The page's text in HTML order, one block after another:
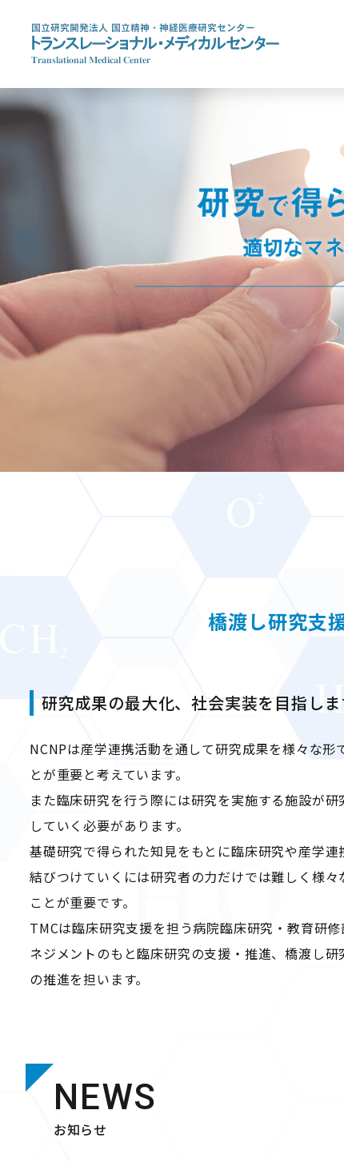
橋渡し研究支
研究成果の最大化、社会実装を目指しま
NCNPは産学連携活動を通して研究成果を様々な形
とが重要と考えています。
また臨床研究を行う際には研究を実施する施設が
していく必要があります。
基礎研究で得られた知見をもとに臨床研究や産学
結びつけていくには研究者の力だけでは難しく様々
ことが重要です。
TMCは臨床研究支援を担う病院臨床研究・教育研
ネジメントのもと臨床研究の支援・推進、橋渡し
の推進を担います。
NEWS
お知らせ